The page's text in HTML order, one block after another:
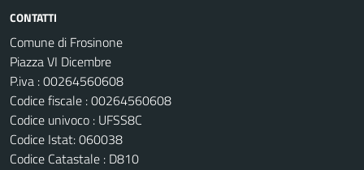
CONTATTI
Comune di Frosinone
Piazza VI Dicembre
P.iva : 00264560608
Codice fiscale : 00264560608
Codice univoco : UFSS8C
Codice Istat: 060038
Codice Catastale : D810